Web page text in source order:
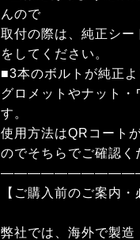
んので
取付の際は、純正シー
をしてください。
■3本のボルトが純正
グロメットやナット・
す。
使用方法はQRコート
のでそちらでご確認く
【ご購入前のご案内
弊社では、海外で製造